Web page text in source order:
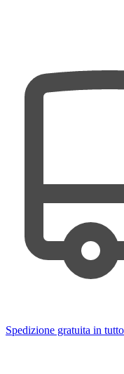
Spedizione gratuita in